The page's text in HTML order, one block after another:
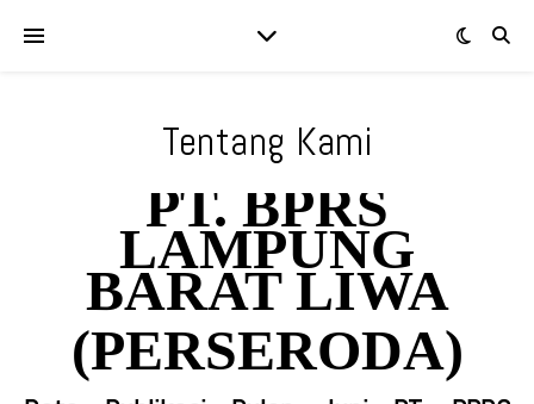
Tentang Kami
PT. BPRS
LAMPUNG
BARAT LIWA
(PERSERODA)